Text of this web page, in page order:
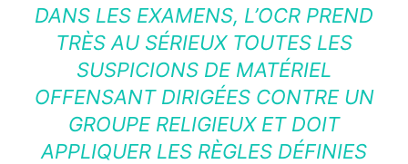
DANS LES EXAMENS, L’OCR PREND
TRÈS AU SÉRIEUX TOUTES LES
SUSPICIONS DE MATÉRIEL
OFFENSANT DIRIGÉES CONTRE UN
GROUPE RELIGIEUX ET DOIT
APPLIQUER LES RÈGLES DÉFINIES